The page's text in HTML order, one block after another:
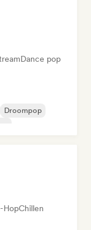
Dance pop
Droompop
HopChillen